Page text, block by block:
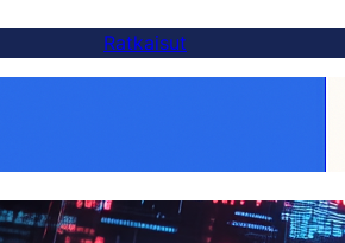
Ratkaisut
Vaivaton verkkosivuston käännös